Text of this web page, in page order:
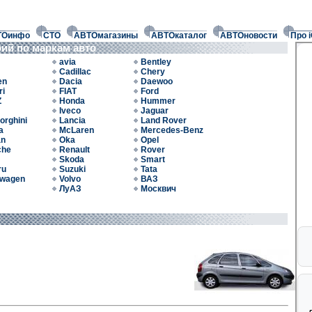
СТО АВТОмагазины АВТОкаталог АВТОновости Про
по маркам авто
avia
Bentley
Cadillac
Chery
Dacia
Daewoo
FIAT
Ford
Honda
Hummer
Iveco
Jaguar
Lancia
Land Rover
McLaren
Mercedes-Benz
Oka
Opel
Renault
Rover
Skoda
Smart
Suzuki
Tata
Volvo
ВАЗ
ЛуАЗ
Москвич